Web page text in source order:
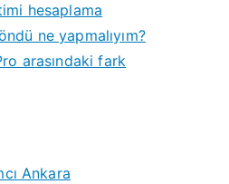
hesaplama
ne yapmalıyım?
arasındaki fark
Ankara